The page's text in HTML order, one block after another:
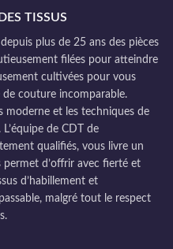
TISSUS
plus de 25 ans des pièces
filées pour atteindre
cultivées pour vous
couture incomparable.
moderne et les techniques de
de CDT de
qualifiés, vous livre un
d’offrir avec fierté et
d’habillement et
malgré tout le respect